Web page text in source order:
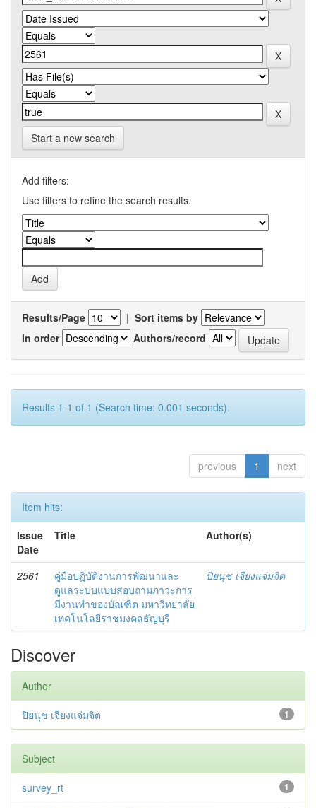
Start a new search
Add filters:
Use filters to refine the search results.
Results/Page | Sort items by
In order
Authors/record
Results 1-1 of 1 (Search time: 0.001 seconds).
previous 1 next
Item hits:
Issue
Date
Title Author(s)
2561
คู่มือปฏิบัติงานการพัฒนาและ
ดูแลระบบแบบสอบถามภาวะการ
มีงานทำของบัณฑิต มหาวิทยาลัย
เทคโนโลยีราชมงคลธัญบุรี
ปิยนุช เจียงแจ่มจิต
Discover
Author
1
ปิยนุช เจียงแจ่มจิต
Subject
1
survey_rt